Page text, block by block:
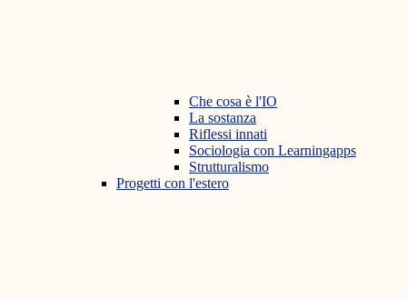
Che cosa è l'IO
La sostanza
Riflessi innati
Sociologia con Learningapps
Strutturalismo
Progetti con l'estero